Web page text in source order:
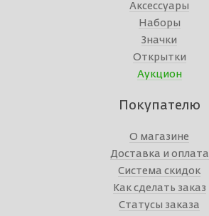
Аксессуары
Наборы
Значки
Открытки
Аукцион
Покупателю
О магазине
Доставка и оплата
Система скидок
Как сделать заказ
Статусы заказа